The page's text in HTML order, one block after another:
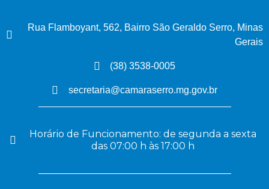
Rua Flamboyant, 562, Bairro São Geraldo Serro, Minas
Gerais
(38) 3538-0005
secretaria@camaraserro.mg.gov.br
Horário de Funcionamento: de segunda a sexta
das 07:00 h às 17:00 h